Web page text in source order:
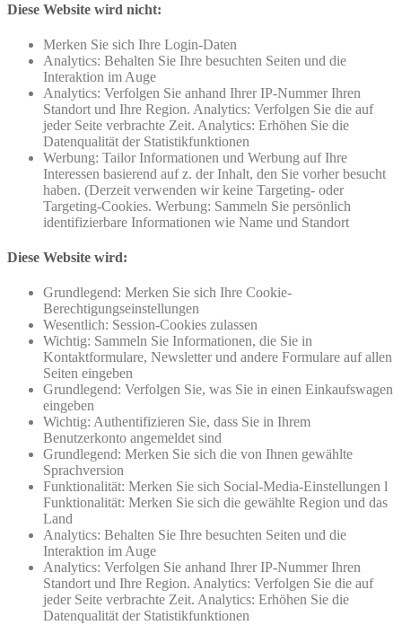
Diese Website wird nicht:
Merken Sie sich Ihre Login-Daten
Analytics: Behalten Sie Ihre besuchten Seiten und die
Interaktion im Auge
Analytics: Verfolgen Sie anhand Ihrer IP-Nummer Ihren
Standort und Ihre Region. Analytics: Verfolgen Sie die auf
jeder Seite verbrachte Zeit. Analytics: Erhöhen Sie die
Datenqualität der Statistikfunktionen
Werbung: Tailor Informationen und Werbung auf Ihre
Interessen basierend auf z. der Inhalt, den Sie vorher besucht
haben. (Derzeit verwenden wir keine Targeting- oder
Targeting-Cookies. Werbung: Sammeln Sie persönlich
identifizierbare Informationen wie Name und Standort
Diese Website wird:
Grundlegend: Merken Sie sich Ihre Cookie-
Berechtigungseinstellungen
Wesentlich: Session-Cookies zulassen
Wichtig: Sammeln Sie Informationen, die Sie in
Kontaktformulare, Newsletter und andere Formulare auf allen
Seiten eingeben
Grundlegend: Verfolgen Sie, was Sie in einen Einkaufswagen
eingeben
Wichtig: Authentifizieren Sie, dass Sie in Ihrem
Benutzerkonto angemeldet sind
Grundlegend: Merken Sie sich die von Ihnen gewählte
Sprachversion
Funktionalität: Merken Sie sich Social-Media-Einstellungen l
Funktionalität: Merken Sie sich die gewählte Region und das
Land
Analytics: Behalten Sie Ihre besuchten Seiten und die
Interaktion im Auge
Analytics: Verfolgen Sie anhand Ihrer IP-Nummer Ihren
Standort und Ihre Region. Analytics: Verfolgen Sie die auf
jeder Seite verbrachte Zeit. Analytics: Erhöhen Sie die
Datenqualität der Statistikfunktionen